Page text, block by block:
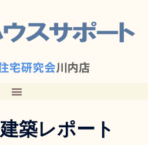
建築レポート